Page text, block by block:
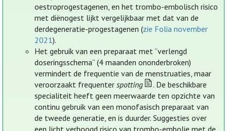
oestroprogestagenen, en het trombo-embolisch risico
met diënogest lijkt vergelijkbaar met dat van de
derdegeneratie-progestagenen (zie Folia november
2021).
Het gebruik van een preparaat met “verlengd
doseringsschema” (4 maanden ononderbroken)
vermindert de frequentie van de menstruaties, maar
veroorzaakt frequenterspotting
. De beschikbare
specialiteit heeft geen meerwaarde ten opzichte van
continu gebruik van een monofasisch preparaat van
de tweede generatie, en is duurder. Suggesties over